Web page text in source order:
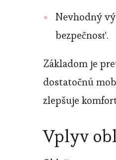
Nevhodný
bezpečnosť.
Základom je
dostatočnú
zlepšuje
Vplyv